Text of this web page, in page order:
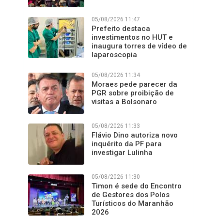
05/08/2026 11:47
Prefeito destaca
investimentos no HUT e
inaugura torres de vídeo de
laparoscopia
05/08/2026 11:34
Moraes pede parecer da
PGR sobre proibição de
visitas a Bolsonaro
05/08/2026 11:33
Flávio Dino autoriza novo
inquérito da PF para
investigar Lulinha
05/08/2026 11:30
Timon é sede do Encontro
de Gestores dos Polos
Turísticos do Maranhão
2026